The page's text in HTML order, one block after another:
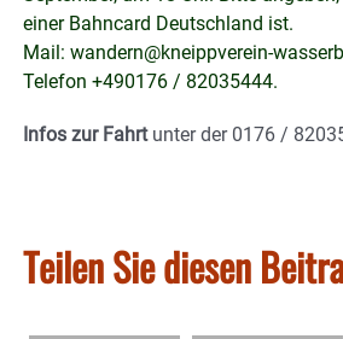
einer Bahncard Deutschland ist.
Mail: wandern@kneippverein-
Telefon +490176 / 82035444.
Infos zur Fahrtunter der 0176 /
Teilen Sie diesen